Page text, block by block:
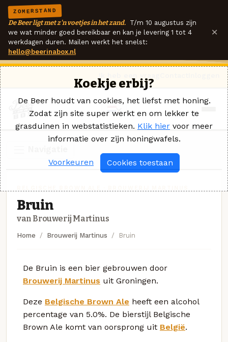
ZOMERSTAND
De Beer ligt met z'n voetjes in het zand. T/m 10 augustus zijn
we wat minder goed bereikbaar en kan je levering 1 tot 4
werkdagen duren. Mailen werkt het snelst:
hello@beerinabox.nl
×
Bruin
van Brouwerij Martinus
Home Brouwerij Martinus Bruin
De Bruin is een bier gebrouwen door
Brouwerij Martinus uit Groningen.
Deze Belgische Brown Ale heeft een alcohol
percentage van 5.0%. De bierstijl Belgische
Brown Ale komt van oorsprong uit België.
Koekje erbij?
De Beer houdt van cookies, het liefst met honing.
Zodat zijn site super werkt en om lekker te
grasduinen in webstatistieken. Klik hier voor meer
informatie over zijn honingwafels.
Voorkeuren Cookies toestaan